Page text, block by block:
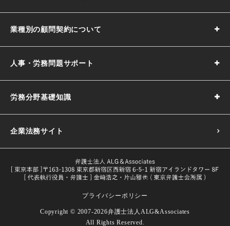
業種別の顧問契約について
人事・労務問題サポート
労務分野基礎知識
採用基準の決め方｜5つのポイントや注意点などわかりやす
企業法務サイト
プライバシーポリシー
Copyright © 2007-2026弁護士法人ALG&Associates
All Rights Reserved.